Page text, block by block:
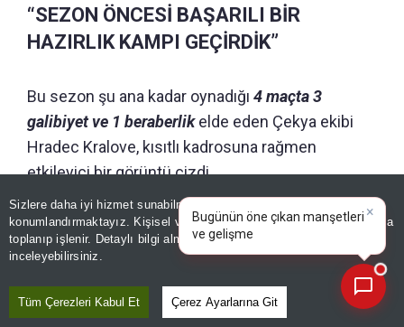
Sizlere daha iyi hizmet sunabilmek adına sitemizde
konumlandırmaktayız. Kişisel verileriniz, KVKK ve GDPR kapsamında
toplanıp işlenir. Detaylı bilgi almak içinAydınlatma Metnimizi
inceleyebilirsiniz.
Tüm Çerezleri Kabul Et Çerez Ayarlarına Git
“SEZON ÖNCESİ BAŞARILI BİR
HAZIRLIK KAMPI GEÇİRDİK”
Bu sezon şu ana kadar oynadığı 4 maçta 3
galibiyet ve 1 beraberlikelde eden Çekya ekibi
Hradec Kralove, kısıtlı kadrosuna rağmen
etkileyici bir görüntü çizdi.
Teknik direktörDavid Horejsönderliğinde
gerçekleştirdikleri yeni sezon öncesi hazırlık
dönemine değinen Marko Regza, “
Avusturya'da başarılı bir hazırlık kampı geçirdik
ve gerçekten iyi bir süreç yaşadık. Bu aşamada
×
Bugünün öne çıkan manşetleri
ve gelişmeleri neler?